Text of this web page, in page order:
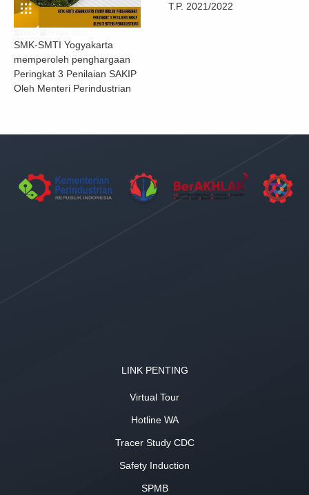
SMK-SMTI Yogyakarta
memperoleh penghargaan
Peringkat 3 Penilaian SAKIP
Oleh Menteri Perindustrian
T.P. 2021/2022
LINK PENTING
Virtual Tour
Hotline WA
Tracer Study CDC
Safety Induction
SPMB